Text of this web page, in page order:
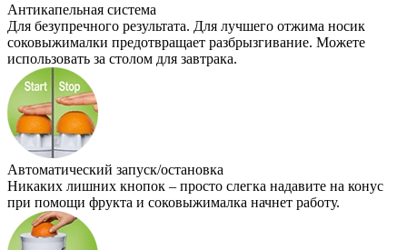
Антикапельная система
Для безупречного результата. Для лучшего отжима носик
соковыжималки предотвращает разбрызгивание. Можете
использовать за столом для завтрака.
Автоматический запуск/остановка
Никаких лишних кнопок – просто слегка надавите на конус
при помощи фрукта и соковыжималка начнет работу.